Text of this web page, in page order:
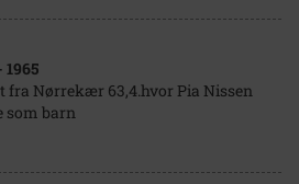
1965
fra Nørrekær 63,4.hvor Pia Nissen
som barn